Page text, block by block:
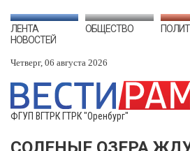
ЛЕНТА
НОВОСТЕЙ
ОБЩЕСТВО
Четверг, 06 августа 2026
ФГУП ВГТРК ГТРК "Оренбург"